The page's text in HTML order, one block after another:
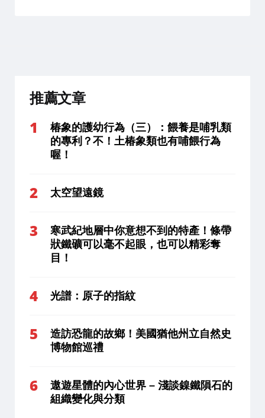
推薦文章
椿象的護幼行為（三）：餵養是哺乳類
的專利？不！土椿象類也有哺餵行為
喔！
太空望遠鏡
寒武紀地層中你意想不到的特產！條帶
狀鐵礦可以毫不起眼，也可以精彩奪
目！
光譜：原子的指紋
造訪恐龍的故鄉！美國猶他州立自然史
博物館巡禮
遨遊星體的內心世界 – 淺談鎳鐵隕石的
組織變化與分類